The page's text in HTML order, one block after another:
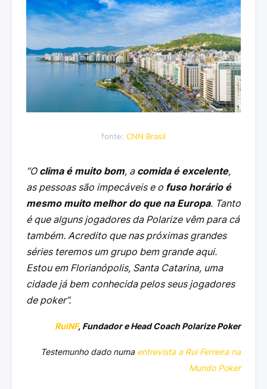
fonte: CNN Brasil
“O clima é muito bom, a comida é excelente,
as pessoas são impecáveis e o fuso horário é
mesmo muito melhor do que na Europa. Tanto
é que alguns jogadores da Polarize vêm para cá
também. Acredito que nas próximas grandes
séries teremos um grupo bem grande aqui.
Estou em Florianópolis, Santa Catarina, uma
cidade já bem conhecida pelos seus jogadores
de poker”.
RuiNF, Fundador e Head Coach Polarize Poker
Testemunho dado numa entrevista a Rui Ferreira na
Mundo Poker